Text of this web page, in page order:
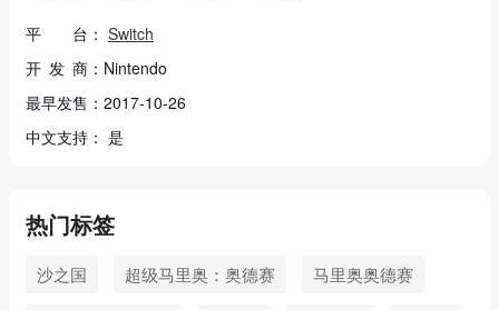
平 台： Switch
开 发 商：Nintendo
最早发售：2017-10-26
中文支持： 是
热门标签
沙之国 超级马里奥：奥德赛 马里奥奥德赛